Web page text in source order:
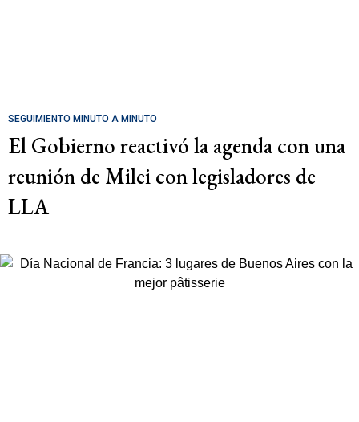
SEGUIMIENTO MINUTO A MINUTO
El Gobierno reactivó la agenda con una
reunión de Milei con legisladores de
LLA